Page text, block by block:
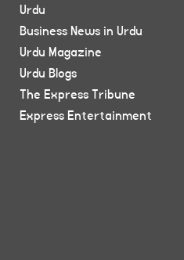
Urdu
Business News in Urdu
Urdu Magazine
Urdu Blogs
The Express Tribune
Express Entertainment